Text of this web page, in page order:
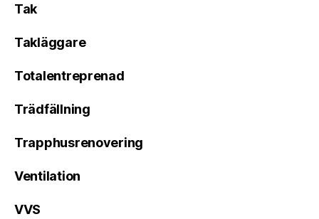
Tak
Takläggare
Totalentreprenad
Trädfällning
Trapphusrenovering
Ventilation
VVS